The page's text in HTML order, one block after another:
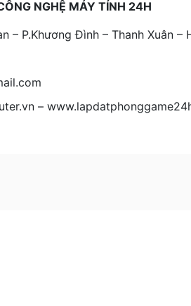
NGHỆ MÁY TÍNH 24H
– P.Khương Đình – Thanh Xuân –
–